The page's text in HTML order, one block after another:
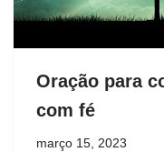
Oração para
com fé
março 15, 2023